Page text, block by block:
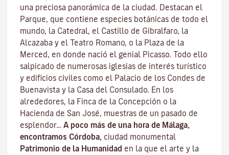
una preciosa panorámica de la ciudad. Destacan el
Parque, que contiene especies botánicas de todo el
mundo, la Catedral, el Castillo de Gibralfaro, la
Alcazaba y el Teatro Romano, o la Plaza de la
Merced, en donde nació el genial Picasso. Todo ello
salpicado de numerosas iglesias de interés turístico
y edificios civiles como el Palacio de los Condes de
Buenavista y la Casa del Consulado. En los
alrededores, la Finca de la Concepción o la
Hacienda de San José, muestras de un pasado de
esplendor… A poco más de una hora de Málaga,
encontramos Córdoba, ciudad monumental
Patrimonio de la Humanidad en la que el arte y la